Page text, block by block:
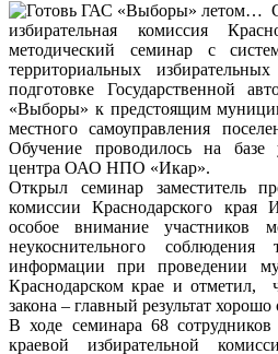
избирательная комиссия
методический семинар с
территориальных
подготовке Государственной
«Выборы» к предстоящим
местного самоуправления
Обучение проводилось на базе
центра ОАО НПО «Икар».
Открыл семинар заместитель
комиссии Краснодарского
особое внимание участников
неукоснительного соблюдения
информации при проведении
Краснодарском крае и отметил,
закона – главный результат
В ходе семинара 68
краевой избирательной